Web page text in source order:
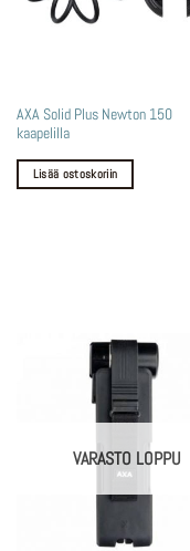
AXA Solid Plus Newton 150
kaapelilla
Lisää ostoskoriin
VARASTO LOPPU